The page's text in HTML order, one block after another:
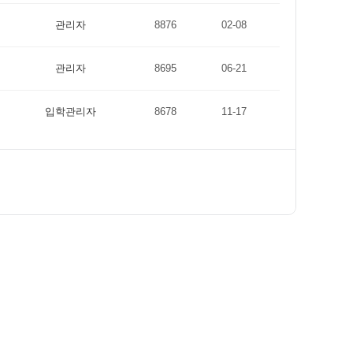
관리자 8876 02-08
관리자 8695 06-21
입학관리자 8678 11-17